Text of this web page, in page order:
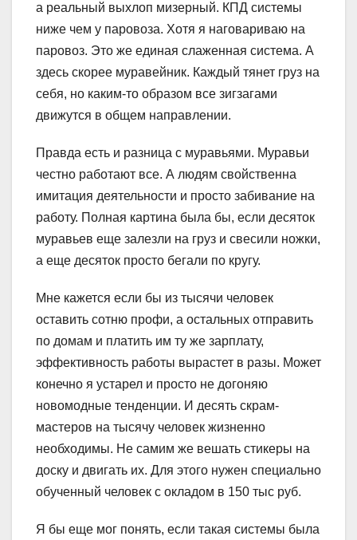
а реальный выхлоп мизерный. КПД системы
ниже чем у паровоза. Хотя я наговариваю на
паровоз. Это же единая слаженная система. А
здесь скорее муравейник. Каждый тянет груз на
себя, но каким-то образом все зигзагами
движутся в общем направлении.
Правда есть и разница с муравьями. Муравьи
честно работают все. А людям свойственна
имитация деятельности и просто забивание на
работу. Полная картина была бы, если десяток
муравьев еще залезли на груз и свесили ножки,
а еще десяток просто бегали по кругу.
Мне кажется если бы из тысячи человек
оставить сотню профи, а остальных отправить
по домам и платить им ту же зарплату,
эффективность работы вырастет в разы. Может
конечно я устарел и просто не догоняю
новомодные тенденции. И десять скрам-
мастеров на тысячу человек жизненно
необходимы. Не самим же вешать стикеры на
доску и двигать их. Для этого нужен специально
обученный человек с окладом в 150 тыс руб.
Я бы еще мог понять, если такая системы была